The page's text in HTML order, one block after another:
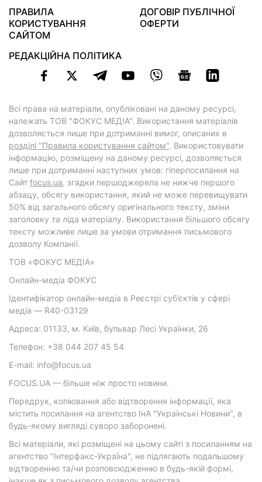
ПРАВИЛА
КОРИСТУВАННЯ
САЙТОМ
ДОГОВІР ПУБЛІЧНОЇ
ОФЕРТИ
РЕДАКЦІЙНА ПОЛІТИКА
Всі права на матеріали, опубліковані на даному ресурсі,
належать ТОВ "ФОКУС МЕДІА". Використання матеріалів
дозволяється лише при дотриманні вимог, описаних в
розділі "Правила користування сайтом". Використовувати
інформацію, розміщену на даному ресурсі, дозволяється
лише при дотриманні наступних умов: гіперпосилання на
Cайт focus.ua, згадки першоджерела не нижче першого
абзацу, обсягу використання, який не може перевищувати
50% від загального обсягу оригінального тексту, зміни
заголовку та ліда матеріалу. Використання більшого обсягу
тексту можливе лише за умови отримання письмового
дозволу Компанії.
ТОВ «ФОКУС МЕДІА»
Онлайн-медіа ФОКУС
Ідентифікатор онлайн-медіа в Реєстрі суб’єктів у сфері
медіа — R40-03129
Адреса: 01133, м. Київ, бульвар Лесі Українки, 26
Телефон: +38 044 207 45 54
E-mail: info@focus.ua
FOCUS.UA — більше ніж просто новини.
Передрук, копіювання або відтворення інформації, яка
містить посилання на агентство ІнА "Українські Новини", в
будь-якому вигляді суворо заборонені.
Всі матеріали, які розміщені на цьому сайті з посиланням на
агентство "Інтерфакс-Україна", не підлягають подальшому
відтворенню та/чи розповсюдженню в будь-якій формі,